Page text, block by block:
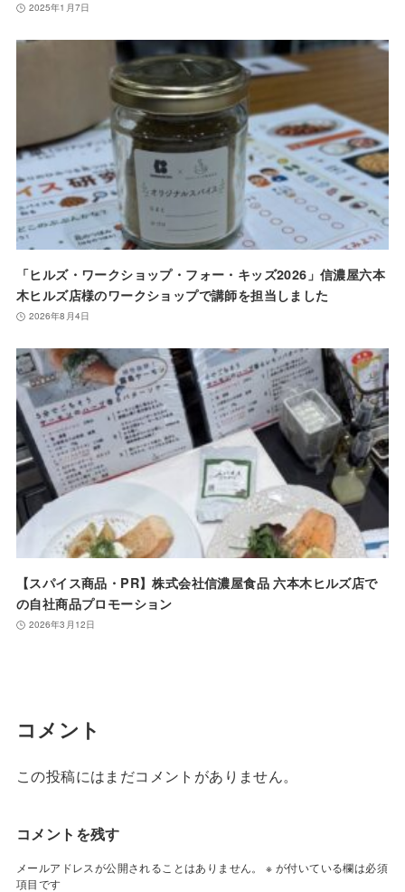
2025年1月7日
「ヒルズ・ワークショップ・フォー・キッズ2026」信濃屋六本
木ヒルズ店様のワークショップで講師を担当しました
2026年8月4日
【スパイス商品・PR】株式会社信濃屋食品 六本木ヒルズ店で
の自社商品プロモーション
2026年3月12日
コメント
この投稿にはまだコメントがありません。
コメントを残す
メールアドレスが公開されることはありません。 ※ が付いている欄は必須
項目です